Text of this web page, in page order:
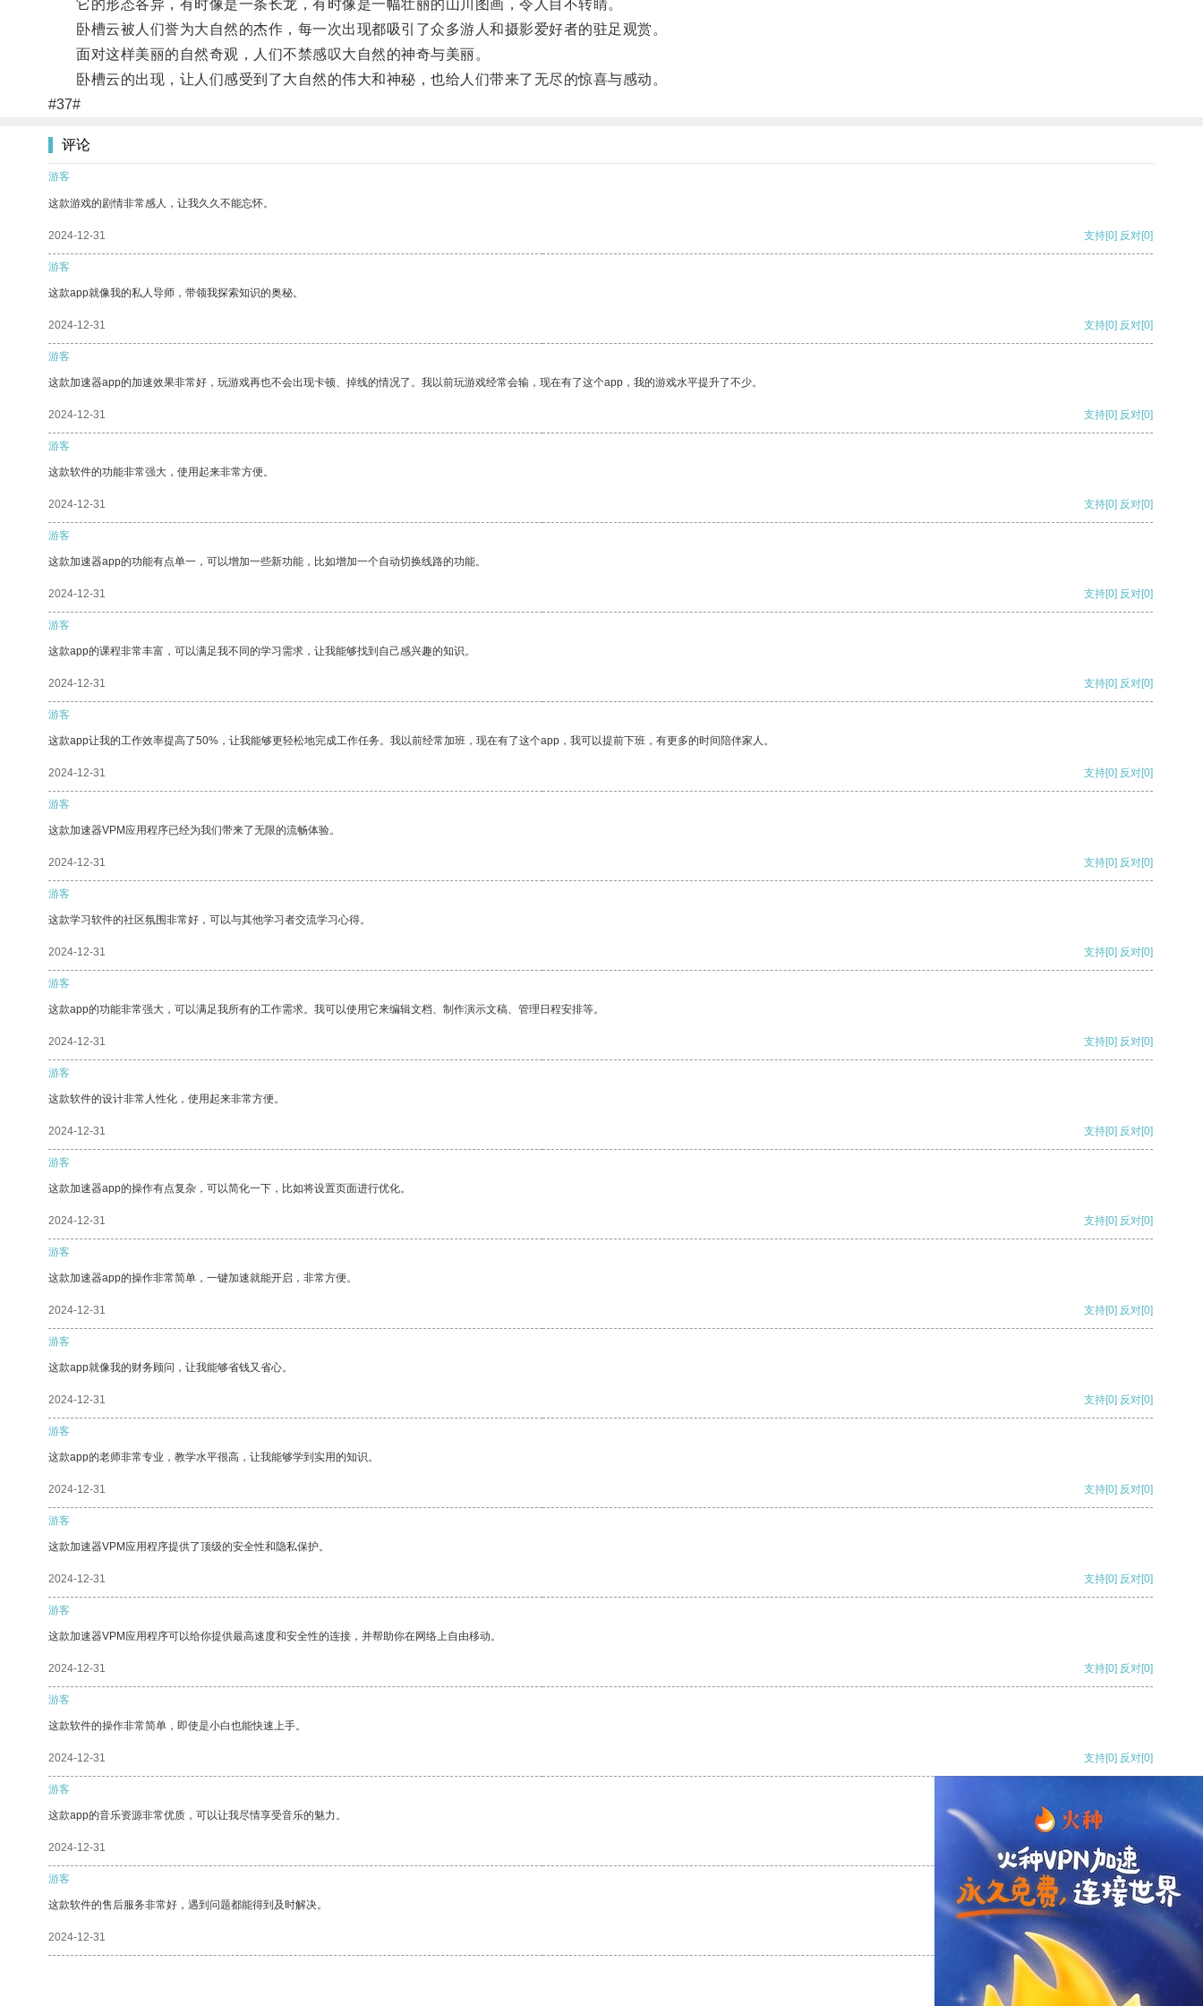
它的形态各异，有时像是一条长龙，有时像是一幅壮丽的山川图画，令人目不转睛。
卧槽云被人们誉为大自然的杰作，每一次出现都吸引了众多游人和摄影爱好者的驻足观赏。
面对这样美丽的自然奇观，人们不禁感叹大自然的神奇与美丽。
卧槽云的出现，让人们感受到了大自然的伟大和神秘，也给人们带来了无尽的惊喜与感动。
#37#
评论
游客
这款游戏的剧情非常感人，让我久久不能忘怀。
2024-12-31 支持[0] 反对[0]
游客
这款app就像我的私人导师，带领我探索知识的奥秘。
2024-12-31 支持[0] 反对[0]
游客
这款加速器app的加速效果非常好，玩游戏再也不会出现卡顿、掉线的情况了。我以前玩游戏经常会输，现在有了这个app，我的游戏水平提升了不少。
2024-12-31 支持[0] 反对[0]
游客
这款软件的功能非常强大，使用起来非常方便。
2024-12-31 支持[0] 反对[0]
游客
这款加速器app的功能有点单一，可以增加一些新功能，比如增加一个自动切换线路的功能。
2024-12-31 支持[0] 反对[0]
游客
这款app的课程非常丰富，可以满足我不同的学习需求，让我能够找到自己感兴趣的知识。
2024-12-31 支持[0] 反对[0]
游客
这款app让我的工作效率提高了50%，让我能够更轻松地完成工作任务。我以前经常加班，现在有了这个app，我可以提前下班，有更多的时间陪伴家人。
2024-12-31 支持[0] 反对[0]
游客
这款加速器VPM应用程序已经为我们带来了无限的流畅体验。
2024-12-31 支持[0] 反对[0]
游客
这款学习软件的社区氛围非常好，可以与其他学习者交流学习心得。
2024-12-31 支持[0] 反对[0]
游客
这款app的功能非常强大，可以满足我所有的工作需求。我可以使用它来编辑文档、制作演示文稿、管理日程安排等。
2024-12-31 支持[0] 反对[0]
游客
这款软件的设计非常人性化，使用起来非常方便。
2024-12-31 支持[0] 反对[0]
游客
这款加速器app的操作有点复杂，可以简化一下，比如将设置页面进行优化。
2024-12-31 支持[0] 反对[0]
游客
这款加速器app的操作非常简单，一键加速就能开启，非常方便。
2024-12-31 支持[0] 反对[0]
游客
这款app就像我的财务顾问，让我能够省钱又省心。
2024-12-31 支持[0] 反对[0]
游客
这款app的老师非常专业，教学水平很高，让我能够学到实用的知识。
2024-12-31 支持[0] 反对[0]
游客
这款加速器VPM应用程序提供了顶级的安全性和隐私保护。
2024-12-31 支持[0] 反对[0]
游客
这款加速器VPM应用程序可以给你提供最高速度和安全性的连接，并帮助你在网络上自由移动。
2024-12-31 支持[0] 反对[0]
游客
这款软件的操作非常简单，即使是小白也能快速上手。
2024-12-31 支持[0] 反对[0]
游客
这款app的音乐资源非常优质，可以让我尽情享受音乐的魅力。
2024-12-31 支持 反对
游客
这款软件的售后服务非常好，遇到问题都能得到及时解决。
2024-12-31 [0]